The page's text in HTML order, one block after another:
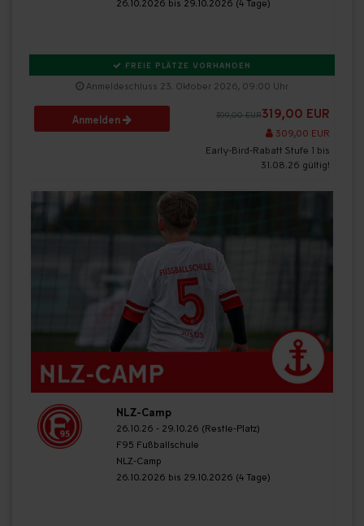
26.10.2026 bis 29.10.2026 (4 Tage)
FREIE PLÄTZE VORHANDEN
Anmeldeschluss 23. Oktober 2026, 09:00 Uhr
Anmelden 399,00 EUR319,00 EUR
309,00 EUR
Early-Bird-Rabatt Stufe 1 bis
31.08.26 gültig!
NLZ-Camp
26.10.26 - 29.10.26 (Restle-Platz)
F95 Fußballschule
NLZ-Camp
26.10.2026 bis 29.10.2026 (4 Tage)